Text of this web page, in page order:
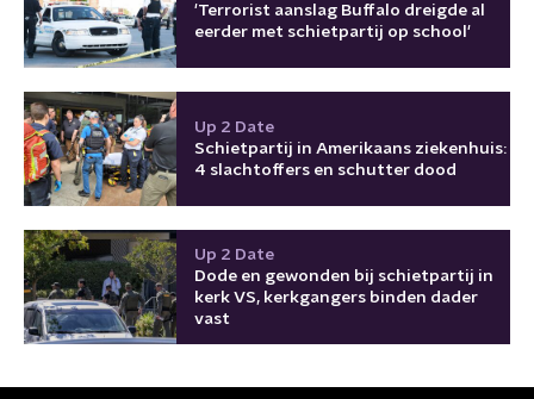
'Terrorist aanslag Buffalo dreigde al
eerder met schietpartij op school'
Up 2 Date
Schietpartij in Amerikaans ziekenhuis:
4 slachtoffers en schutter dood
Up 2 Date
Dode en gewonden bij schietpartij in
kerk VS, kerkgangers binden dader
vast